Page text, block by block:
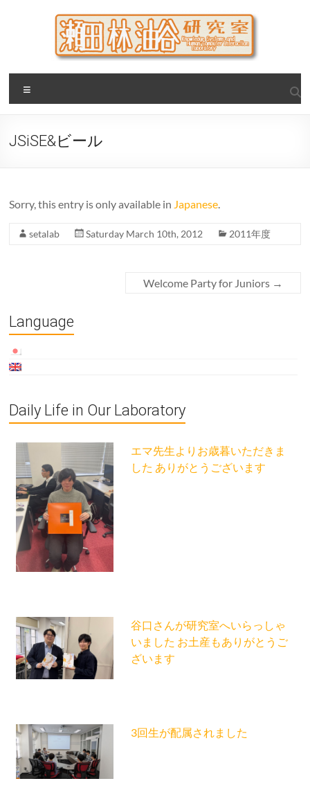
瀬田・林・油谷研究室
大阪公立大学 大学院 情報学研究科 学際情報学専攻 / 大阪府
立大学 理学部 情報数理科学科(大学院 理学系研究科 情報数理
JSiSE&ビール
Sorry, this entry is only available in Japanese.
setalab Saturday March 10th, 2012 2011年度
Welcome Party for Juniors →
Language
Daily Life in Our Laboratory
エマ先生よりお歳暮いただきま
した ありがとうございます
谷口さんが研究室へいらっしゃ
いました お土産もありがとうご
ざいます
3回生が配属されました